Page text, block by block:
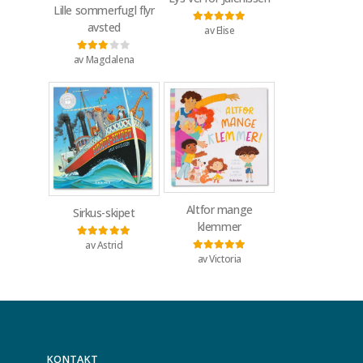
Lille sommerfugl flyr
avsted
Vurdert3av 5
av Magdalena
Vurdert5
av Elise
Sirkus-skipet
Vurdert5
av Astrid
Altfor mange
klemmer
Vurdert5av 5
av Victoria
KONTAKT